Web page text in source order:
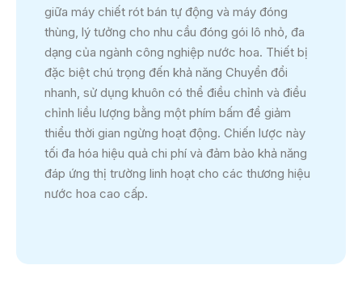
giữa máy chiết rót bán tự động và máy đóng
thùng, lý tưởng cho nhu cầu đóng gói lô nhỏ, đa
dạng của ngành công nghiệp nước hoa. Thiết bị
đặc biệt chú trọng đến khả năng Chuyển đổi
nhanh, sử dụng khuôn có thể điều chỉnh và điều
chỉnh liều lượng bằng một phím bấm để giảm
thiểu thời gian ngừng hoạt động. Chiến lược này
tối đa hóa hiệu quả chi phí và đảm bảo khả năng
đáp ứng thị trường linh hoạt cho các thương hiệu
nước hoa cao cấp.